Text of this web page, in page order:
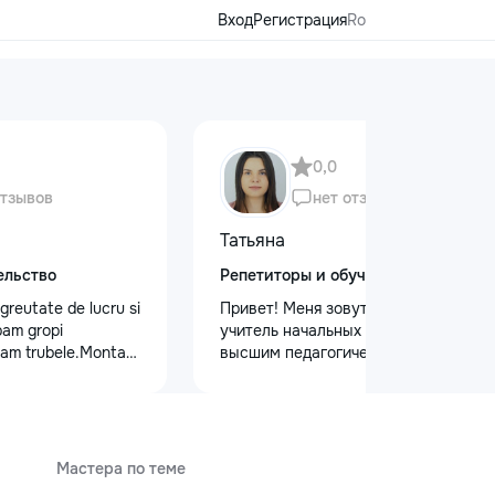
ВходРегистрацияRo
de lucru si
gropi
trubele.Montam
0,0
нет отзывов
Татьяна
Репетиторы и обучение
Привет! Меня зовут Татьяна Я —
учитель начальных классов с
высшим педагогическим и
Мастера по теме